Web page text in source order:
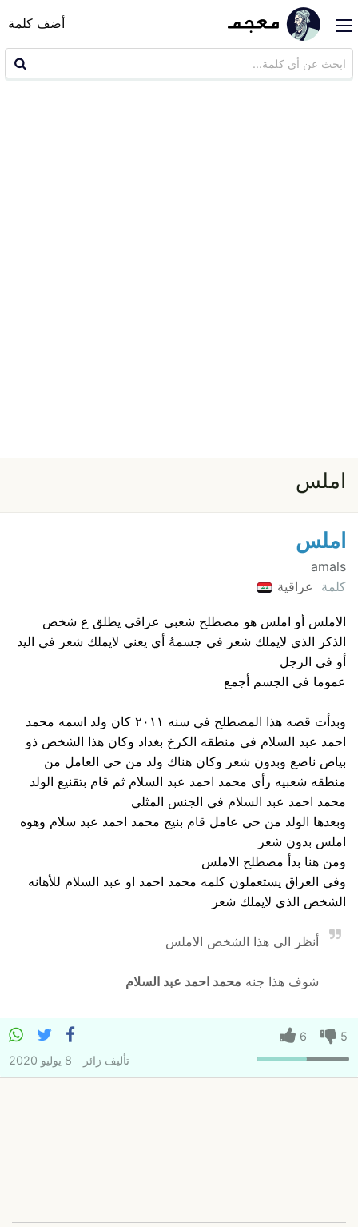
أضف كلمة
املس
املس
amals
كلمة
عراقية
الاملس أو املس هو مصطلح شعبي عراقي يطلق ع شخص
الذكر الذي لايملك شعر في جسمهُ أي يعني لايملك شعر في اليد
أو في الرجل
عموما في الجسم أجمع
وبدأت قصه هذا المصطلح في سنه ٢٠١١ كان ولد اسمه محمد
احمد عبد السلام في منطقه الكرخ بغداد وكان هذا الشخص ذو
بياض ناصع وبدون شعر وكان هناك ولد من حي العامل من
منطقه شعبيه رأى محمد احمد عبد السلام ثم قام بتقنيع الولد
محمد احمد عبد السلام في الجنس المثلي
وبعدها الولد من حي عامل قام بنيج محمد احمد عبد سلام وهوه
املس بدون شعر
ومن هنا بدأ مصطلح الاملس
وفي العراق يستعملون كلمه محمد احمد او عبد السلام للأهانه
الشخص الذي لايملك شعر
أنظر الى هذا الشخص الاملس
شوف هذا جنه محمد احمد عبد السلام
5
6
تأليف زائر 8 يوليو 2020